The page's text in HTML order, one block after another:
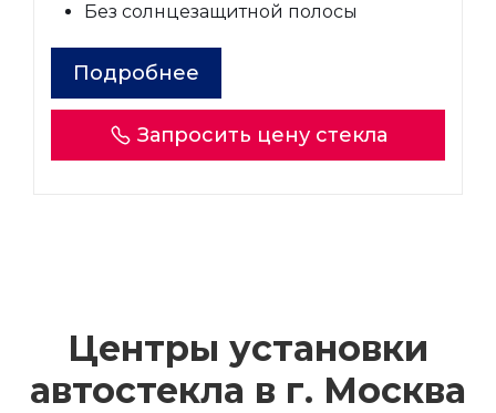
Без солнцезащитной полосы
Подробнее
Запросить цену стекла
Центры установки
автостекла в г. Москва